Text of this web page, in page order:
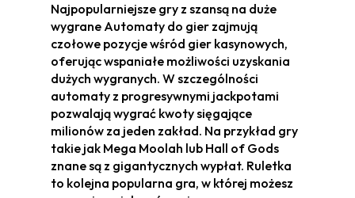
Najpopularniejsze gry z szansą na duże
wygrane Automaty do gier zajmują
czołowe pozycje wśród gier kasynowych,
oferując wspaniałe możliwości uzyskania
dużych wygranych. W szczególności
automaty z progresywnymi jackpotami
pozwalają wygrać kwoty sięgające
milionów za jeden zakład. Na przykład gry
takie jak Mega Moolah lub Hall of Gods
znane są z gigantycznych wypłat. Ruletka
to kolejna popularna gra, w której możesz